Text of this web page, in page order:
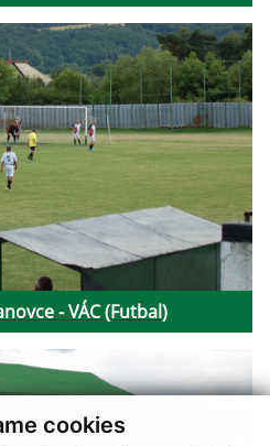
cookies
- VÁC (Futbal)